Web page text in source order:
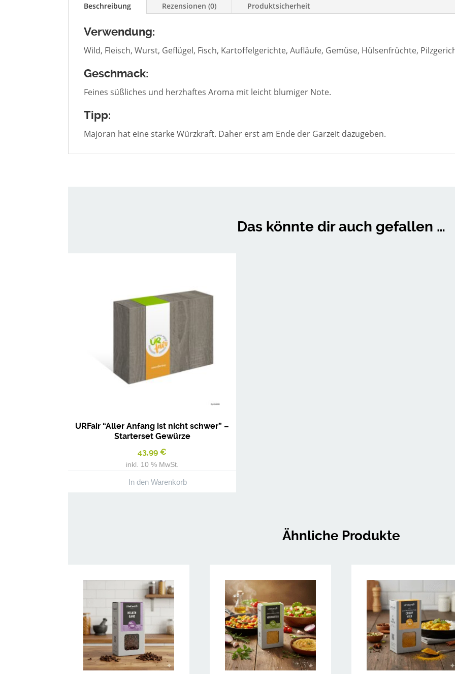
Beschreibung Rezensionen (0) Produktsicherheit
Verwendung:
Wild, Fleisch, Wurst, Geflügel, Fisch, Kartoffelgerichte, Aufläufe, Gemüse, Hülsenfrüchte,
Geschmack:
Feines süßliches und herzhaftes Aroma mit leicht blumiger Note.
Tipp:
Majoran hat eine starke Würzkraft. Daher erst am Ende der Garzeit dazugeben.
Das könnte dir auch gefallen …
URFair “Aller Anfang ist nicht schwer” –
Starterset Gewürze
43,99€
inkl. 10 % MwSt.
In den Warenkorb
Ähnliche Produkte